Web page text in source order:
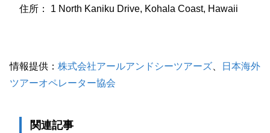
住所： 1 North Kaniku Drive, Kohala Coast, Hawaii
情報提供： 株式会社アールアンドシーツアーズ
日本海外
ツアーオペレーター協会
関連記事